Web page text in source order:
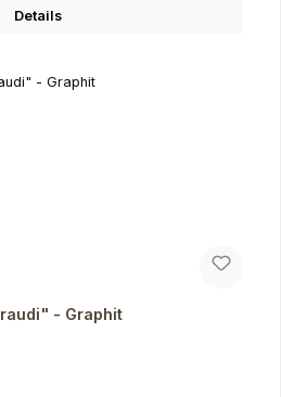
Details
- Graphit